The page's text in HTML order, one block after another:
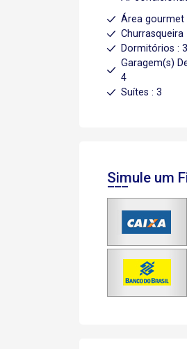
Área gourmet
Churrasqueira
Dormitórios : 3
Garagem(s)
4
Suítes : 3
Simule um